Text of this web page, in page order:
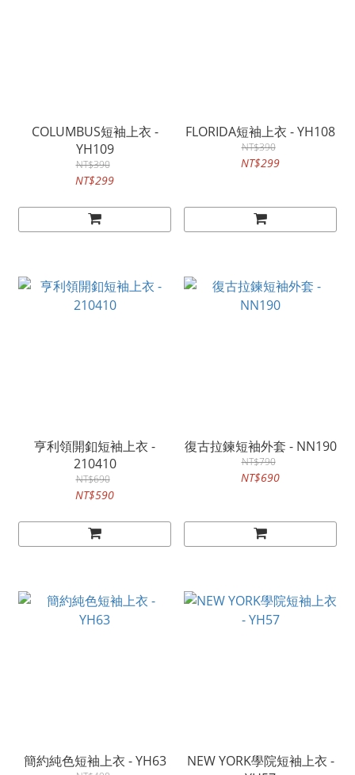
COLUMBUS短袖上衣 -
YH109
NT$390
NT$299
FLORIDA短袖上衣 - YH108
NT$390
NT$299
亨利領開釦短袖上衣 -
210410
NT$690
NT$590
復古拉鍊短袖外套 - NN190
NT$790
NT$690
簡約純色短袖上衣 - YH63
NEW YORK學院短袖上衣 -